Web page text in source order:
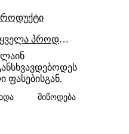
პროდუქტი
ფასებისგან.
მიწოდება